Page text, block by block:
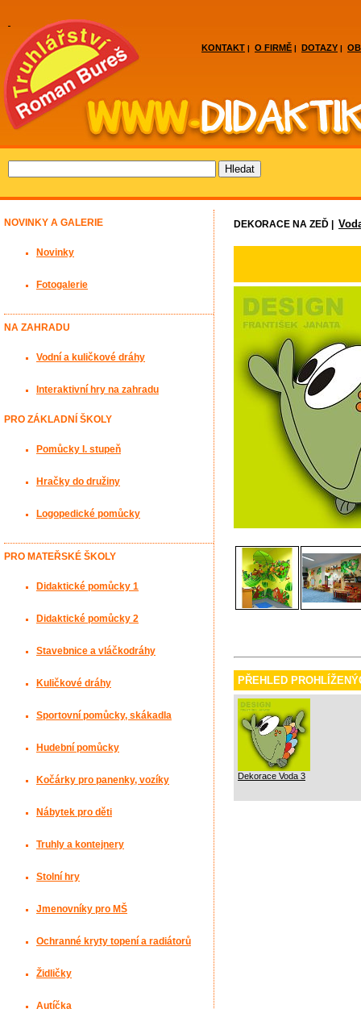
KONTAKT | O FIRMĚ | DOTAZY |
DEKORACE NA ZEĎ |
PŘEHLED
Dekorace Voda 3
NOVINKY A GALERIE
Novinky
Fotogalerie
NA ZAHRADU
Vodní a kuličkové dráhy
Interaktivní hry na zahradu
PRO ZÁKLADNÍ ŠKOLY
Pomůcky I. stupeň
Hračky do družiny
Logopedické pomůcky
PRO MATEŘSKÉ ŠKOLY
Didaktické pomůcky 1
Didaktické pomůcky 2
Stavebnice a vláčkodráhy
Kuličkové dráhy
Sportovní pomůcky, skákadla
Hudební pomůcky
Kočárky pro panenky, vozíky
Nábytek pro děti
Truhly a kontejnery
Stolní hry
Jmenovníky pro MŠ
Ochranné kryty topení a radiátorů
Židličky
Autíčka